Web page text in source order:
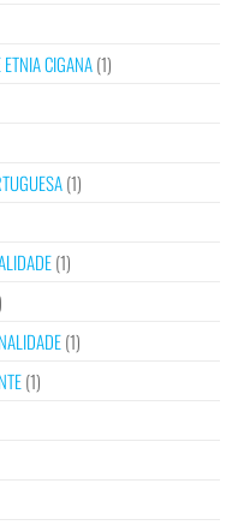
CIGANA(1)
(1)
(1)
(1)
(1)